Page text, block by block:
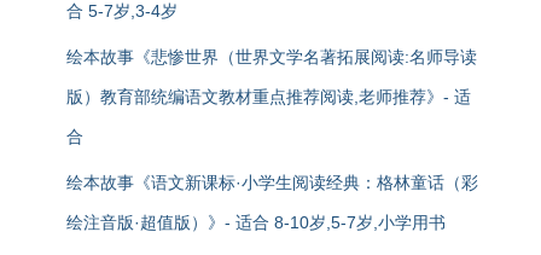
合 5-7岁,3-4岁
绘本故事《悲惨世界（世界文学名著拓展阅读:名师导读
版）教育部统编语文教材重点推荐阅读,老师推荐》- 适
合
绘本故事《语文新课标·小学生阅读经典：格林童话（彩
绘注音版·超值版）》- 适合 8-10岁,5-7岁,小学用书